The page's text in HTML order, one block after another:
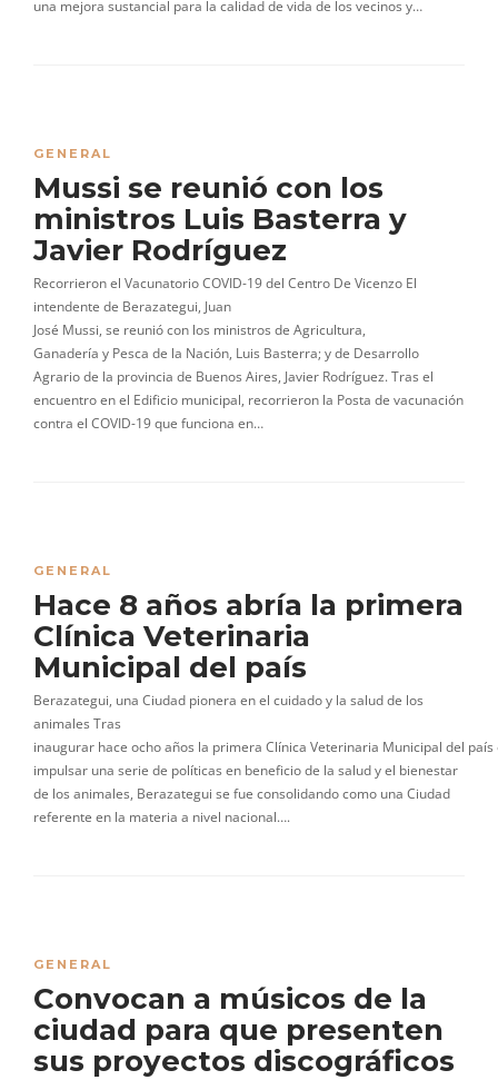
una mejora sustancial para la calidad de vida de los vecinos y…
GENERAL
Mussi se reunió con los
ministros Luis Basterra y
Javier Rodríguez
Recorrieron el Vacunatorio COVID-19 del Centro De Vicenzo El
intendente de Berazategui, Juan
José Mussi, se reunió con los ministros de Agricultura,
Ganadería y Pesca de la Nación, Luis Basterra; y de Desarrollo
Agrario de la provincia de Buenos Aires, Javier Rodríguez. Tras el
encuentro en el Edificio municipal, recorrieron la Posta de vacunación
contra el COVID-19 que funciona en…
GENERAL
Hace 8 años abría la primera
Clínica Veterinaria
Municipal del país
Berazategui, una Ciudad pionera en el cuidado y la salud de los
animales Tras
inaugurar hace ocho años la primera Clínica Veterinaria Municipal del país
impulsar una serie de políticas en beneficio de la salud y el bienestar
de los animales, Berazategui se fue consolidando como una Ciudad
referente en la materia a nivel nacional….
GENERAL
Convocan a músicos de la
ciudad para que presenten
sus proyectos discográficos